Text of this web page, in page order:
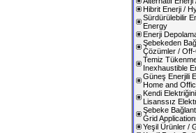
Hibrit Enerji /
Sürdürülebilir
Energy
Enerji
Şebekeden
Çözümler /
Temiz
Inexhaustible
Güneş Enerjili
Home and
Kendi
Lisanssız
Şebeke
Grid
Yeşil Ürünler /